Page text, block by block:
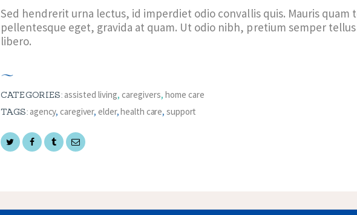
Sed hendrerit urna lectus, id imperdiet odio convallis quis. Mauris quam
pellentesque eget, gravida at quam. Ut odio nibh, pretium semper
libero.
CATEGORIES: assisted living, caregivers, home care
TAGS: agency,caregiver,elder,health care,support